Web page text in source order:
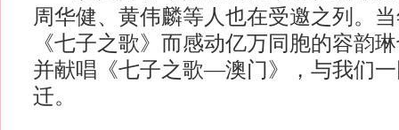
周华健、黄伟麟等人也在受邀之列。
《七子之歌》而感动亿万同胞的容韵
并献唱《七子之歌—澳门》，与我们
迁。